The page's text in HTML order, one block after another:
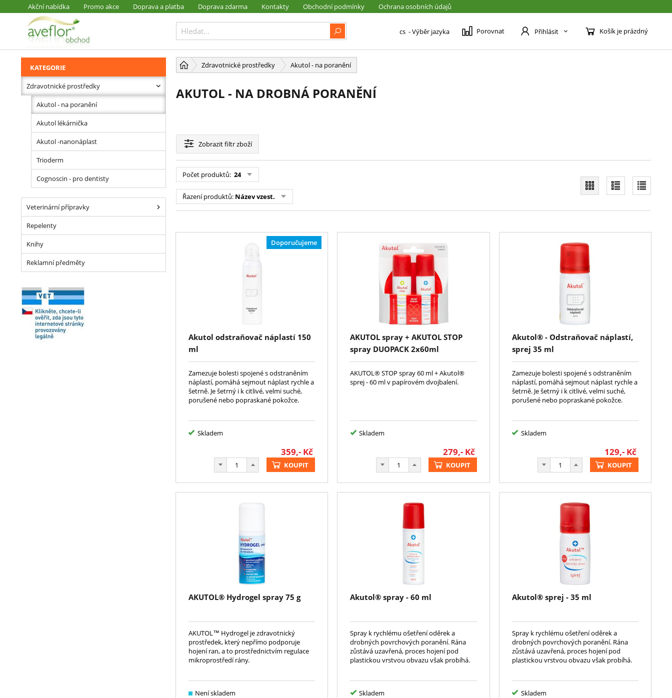
PŘESKOČIT NAVIGACI
Akční nabídka Promo akce Doprava a platba Doprava zdarma Kontakty Obchodní podmínky Ochrana osobních údajů
cs - Výběr jazyka Porovnat Přihlásit Košík je prázdný
KATEGORIE
Zdravotnické prostředky
Akutol - na poranění
Akutol lékárnička
Akutol -nanonáplast
Trioderm
Cognoscin - pro dentisty
Veterinární přípravky
Repelenty
Knihy
Reklamní předměty
Zdravotnické prostředky Akutol - na poranění
AKUTOL - NA DROBNÁ PORANĚNÍ
Zobrazitfiltr zboží
Počet produktů: 24
Řazení produktů: Název vzest.
Doporučujeme
Akutol odstraňovač náplastí 150
ml
Zamezuje bolesti spojené s odstraněním
náplastí, pomáhá sejmout náplast rychle a
šetrně. Je šetrný i k citlivé, velmi suché,
porušené nebo popraskané pokožce.
Skladem
359,- Kč
KOUPIT
AKUTOL spray + AKUTOL STOP
spray DUOPACK 2x60ml
AKUTOL® STOP spray 60 ml + Akutol®
sprej - 60 ml v papírovém dvojbalení.
Skladem
279,-Kč
KOUPIT
Akutol® - Odstraňovač náplastí,
sprej 35 ml
Zamezuje bolesti spojené s odstraněním
náplastí, pomáhá sejmout náplast rychle a
šetrně. Je šetrný i k citlivé, velmi suché,
porušené nebo popraskané pokožce.
Skladem
129,-Kč
KOUPIT
AKUTOL® Hydrogel spray 75 g
AKUTOL™ Hydrogel je zdravotnický
prostředek, který nepřímo podporuje
hojení ran, a to prostřednictvím regulace
mikroprostředí rány.
Není skladem
Akutol® spray - 60 ml
Spray k rychlému ošetření oděrek a
drobných povrchových poranění. Rána
zůstává uzavřená, proces hojení pod
plastickou vrstvou obvazu však probíhá.
Skladem
Akutol® sprej - 35 ml
Spray k rychlému ošetření oděrek a
drobných povrchových poranění. Rána
zůstává uzavřená, proces hojení pod
plastickou vrstvou obvazu však probíhá.
Skladem